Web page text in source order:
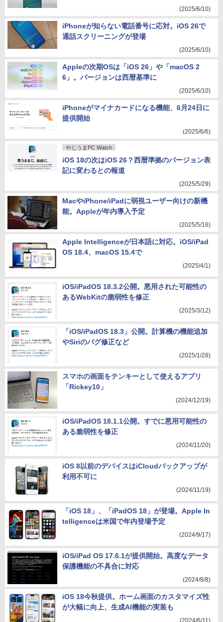
(2025/6/10)
iPhoneが知らない電話番号に応対。iOS 26で
通話スクリーニングが登場
(2025/6/10)
Appleの次期OSは「iOS 26」や「macOS 2
6」。バージョンは西暦基準に
(2025/6/10)
iPhoneがマイナカードになる機能、6月24日に
提供開始
(2025/6/6)
やじうまPC Watch
iOS 18の次はiOS 26？西暦準拠のバージョン表
記に変わるとの報道
(2025/5/29)
MacやiPhone/iPadに弱視ユーザー向けの新機
能。Appleが年内導入予定
(2025/5/16)
Apple Intelligenceが日本語に対応。iOS/iPad
OS 18.4、macOS 15.4で
(2025/4/1)
iOS/iPadOS 18.3.2公開。悪用された可能性の
あるWebKitの脆弱性を修正
(2025/3/12)
「iOS/iPadOS 18.3」公開。計算機の機能追加
やSiriのバグ修正など
(2025/1/28)
スマホの画面をテンキーとして使えるアプリ
「Rickey10」
(2024/12/19)
iOS/iPadOS 18.1.1公開。すでに悪用可能性の
ある脆弱性を修正
(2024/11/20)
iOS 8以前のデバイスはiCloudバックアップが
利用不可に
(2024/11/19)
「iOS 18」、「iPadOS 18」が登場。Apple In
telligenceは米国で年内登場予定
(2024/9/17)
iOS/iPad OS 17.6.1が提供開始。高度なデータ
保護機能の不具合に対応
(2024/8/8)
iOS 18今秋提供。ホーム画面のカスタマイズ性
が大幅に向上、生成AI機能の実装も
(2024/6/11)